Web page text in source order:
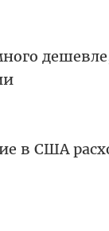
в США